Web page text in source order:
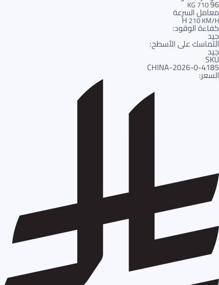
96
710 KG
معامل السرعة
H210 KM/H
كفاءة الوقود:
جيد
التماسك على الأسطح:
جيد
SKU
4185-CHINA-2026-0
السعر: